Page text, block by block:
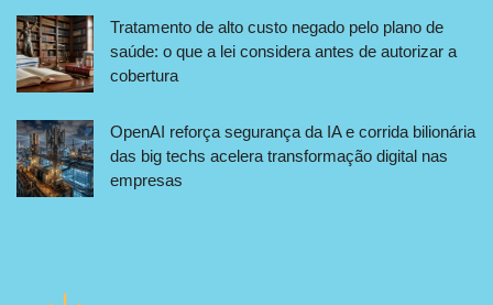
Tratamento de alto custo negado pelo plano de
saúde: o que a lei considera antes de autorizar a
cobertura
OpenAI reforça segurança da IA e corrida bilionária
das big techs acelera transformação digital nas
empresas